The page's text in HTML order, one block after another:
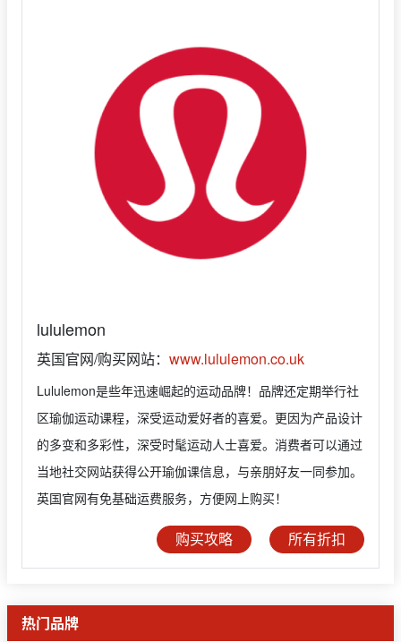
lululemon
英国官网/购买网站： www.lululemon.co.uk
Lululemon是些年迅速崛起的运动品牌！品牌还定期举行社
区瑜伽运动课程，深受运动爱好者的喜爱。更因为产品设计
的多变和多彩性，深受时髦运动人士喜爱。消费者可以通过
当地社交网站获得公开瑜伽课信息，与亲朋好友一同参加。
英国官网有免基础运费服务，方便网上购买！
购买攻略 所有折扣
热门品牌